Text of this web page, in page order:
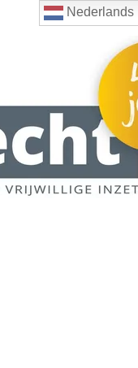
Nederlands